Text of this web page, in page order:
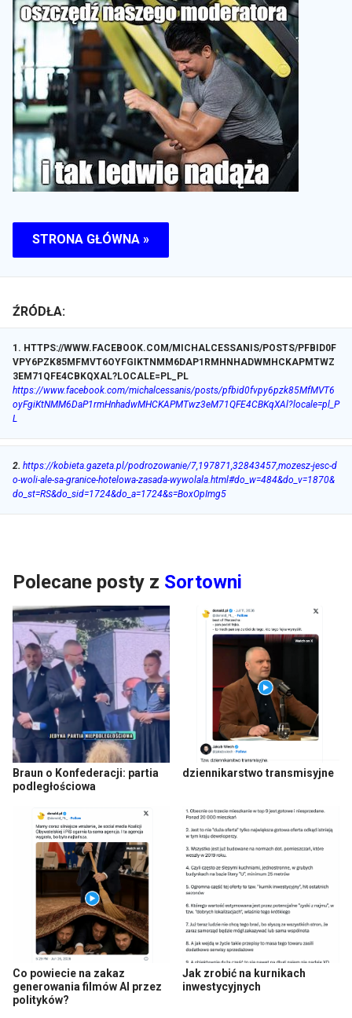
STRONA GŁÓWNA »
ŹRÓDŁA:
1 . HTTPS://WWW.FACEBOOK.COM/MICHALCESSANIS/POSTS/PFBID0F
VPY6PZK85MFMVT6OYFGIKTNMM6DAP1RMHNHADWMHCKAPMTWZ
3EM71QFE4CBKQXAL?LOCALE=PL_PL
https://www.facebook.com/michalcessanis/posts/pfbid0fvpy6pzk85MfMVT6
oyFgiKtNMM6DaP1rmHnhadwMHCKAPMTwz3eM71QFE4CBKqXAl?locale=pl_P
L
2. https://kobieta.gazeta.pl/podrozowanie/7,197871,32843457,mozesz-jesc-d
o-woli-ale-sa-granice-hotelowa-zasada-wywolala.html#do_w=484&do_v=1870&
do_st=RS&do_sid=1724&do_a=1724&s=BoxOpImg5
Polecane posty z Sortowni
Braun o Konfederacji: partia
podległościowa
dziennikarstwo transmisyjne
Co powiecie na zakaz
generowania filmów AI przez
polityków?
Jak zrobić na kurnikach
inwestycyjnych